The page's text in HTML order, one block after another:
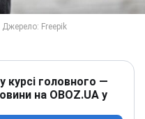
курсі головного —
на OBOZ.UA у